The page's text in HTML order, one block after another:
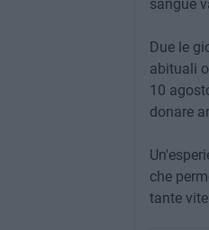
sangue
Due le
abituali
10
donare
che
tante